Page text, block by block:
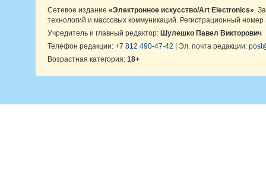
Сетевое издание «Электронное искусство/Art Electronics» .
технологий и массовых коммуникаций. Регистрационный
Учредитель и главный редактор: Шулешко Павел Викторович
Телефон редакции: +7 812 490-47-42 | Эл. почта редакции:
Возрастная категория: 18+